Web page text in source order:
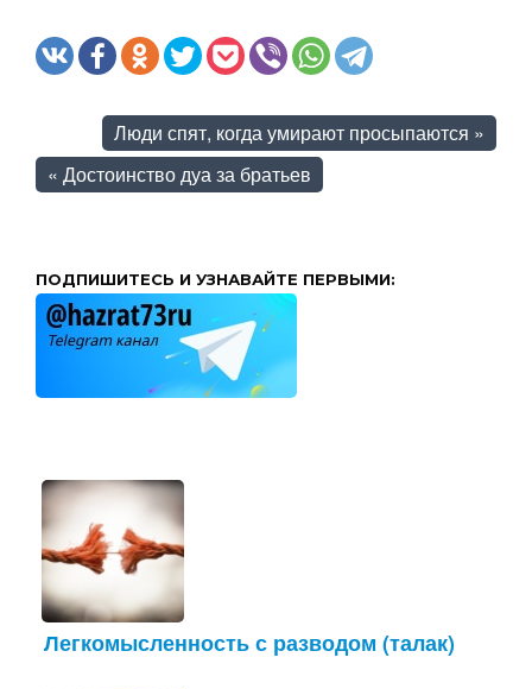
Люди спят, когда умирают просыпаются »
« Достоинство дуа за братьев
ПОДПИШИТЕСЬ И УЗНАВАЙТЕ ПЕРВЫМИ:
Легкомысленность с разводом (талак)